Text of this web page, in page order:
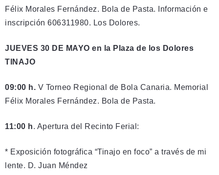
Félix Morales Fernández. Bola de Pasta. Información e
inscripción 606311980. Los Dolores.
JUEVES 30 DE MAYO en la Plaza de los Dolores
TINAJO
09:00 h. V Torneo Regional de Bola Canaria. Memorial
Félix Morales Fernández. Bola de Pasta.
11:00 h. Apertura del Recinto Ferial:
* Exposición fotográfica “Tinajo en foco” a través de mi
lente. D. Juan Méndez